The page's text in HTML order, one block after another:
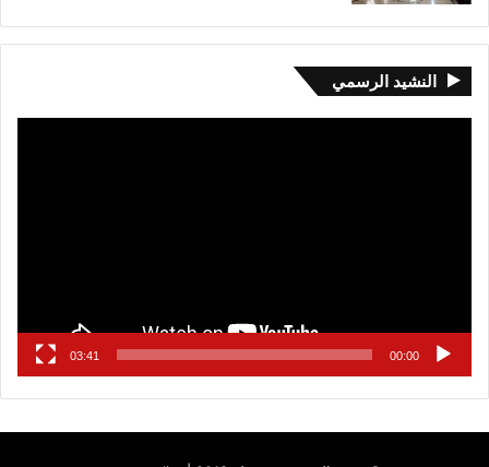
النشيد الرسمي
00:00
03:41